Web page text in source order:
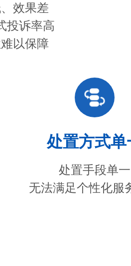
效果差
投诉率高
以保障
处置方式单
处置手段单一
无法满足个性化服